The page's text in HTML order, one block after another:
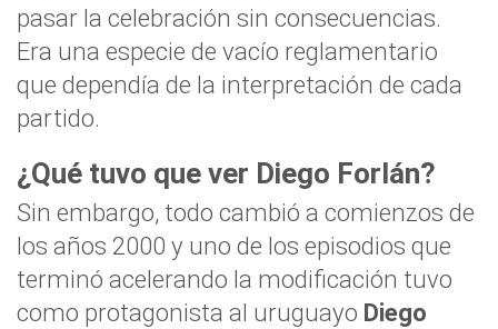
pasar la celebración sin consecuencias.
Era una especie de vacío reglamentario
que dependía de la interpretación de cada
partido.
¿Qué tuvo que ver Diego Forlán?
Sin embargo, todo cambió a comienzos de
los años 2000 y uno de los episodios que
terminó acelerando la modificación tuvo
como protagonista al uruguayo Diego